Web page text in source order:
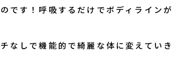
です！呼吸するだけでボディラインが
なしで機能的で綺麗な体に変えていき